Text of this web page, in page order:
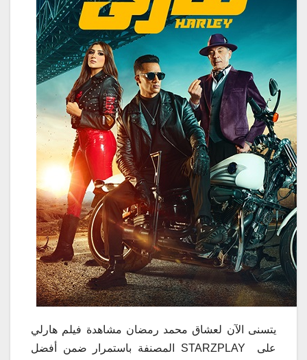
يتسنى الآن لعشاق محمد رمضان مشاهدة فيلم هارلي
على STARZPLAY المصنفة باستمرار ضمن أفضل